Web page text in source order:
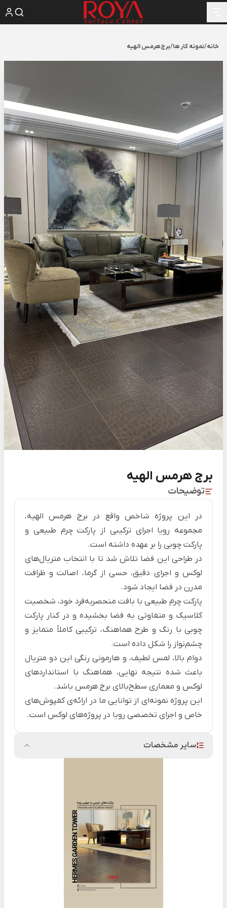
خانه/نمونه کار ها/برج هرمس الهیه
برج هرمس الهیه
توضیحات
در این پروژه شاخص واقع در برج هرمس الهیه،
مجموعه رویا اجرای ترکیبی از پارکت چرم طبیعی و
پارکت چوبی را بر عهده داشته است.
در طراحی این فضا تلاش شد تا با انتخاب متریال‌های
لوکس و اجرای دقیق، حسی از گرما، اصالت و ظرافت
مدرن در فضا ایجاد شود.
پارکت چرم طبیعی با بافت منحصربه‌فرد خود، شخصیت
کلاسیک و متفاوتی به فضا بخشیده و در کنار پارکت
چوبی با رنگ و طرح هماهنگ، ترکیبی کاملاً متمایز و
چشم‌نواز را شکل داده است.
دوام بالا، لمس لطیف، و هارمونی رنگی این دو متریال
باعث شده نتیجه نهایی، هماهنگ با استانداردهای
لوکس و معماری سطح‌بالای برج هرمس باشد.
این پروژه نمونه‌ای از توانایی ما در ارائه‌ی کفپوش‌های
خاص و اجرای تخصصی رویا در پروژه‌های لوکس است.
سایر مشخصات